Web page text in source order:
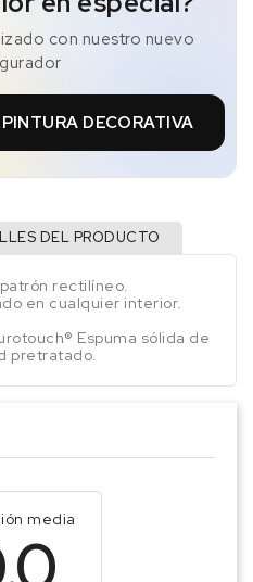
con nuestro nuevo
DECORATIVA
DEL PRODUCTO
rectilíneo.
en cualquier interior.
Espuma sólida de
pretratado.
media